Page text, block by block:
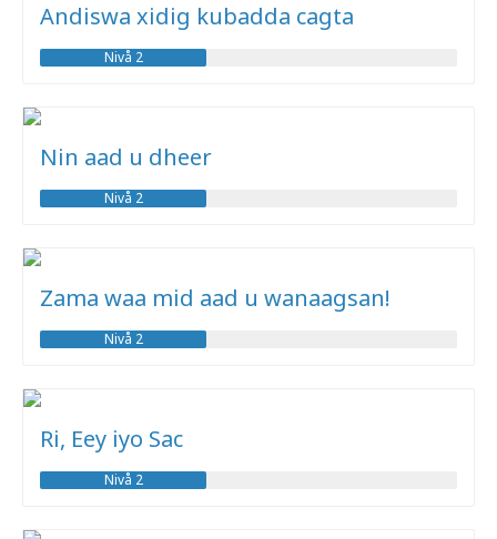
Andiswa xidig kubadda cagta
Nivå 2
Nin aad u dheer
Nivå 2
Zama waa mid aad u wanaagsan!
Nivå 2
Ri, Eey iyo Sac
Nivå 2